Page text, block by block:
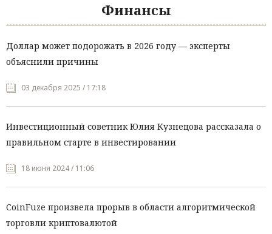
Финансы
Доллар может подорожать в 2026 году — эксперты
объяснили причины
03 декабря 2025 / 17:18
Инвестиционный советник Юлия Кузнецова рассказала о
правильном старте в инвестировании
18 июня 2024 / 11:06
CoinFuze произвела прорыв в области алгоритмической
торговли криптовалютой